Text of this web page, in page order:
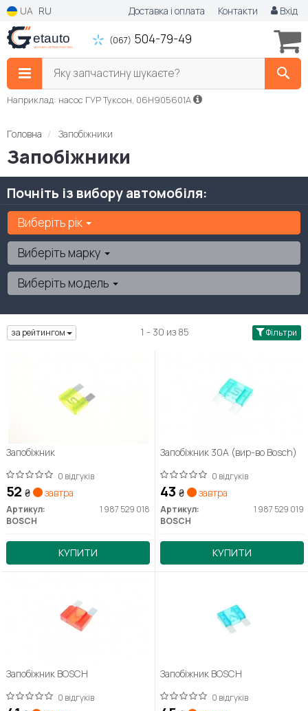
UA RU Доставка і оплата Контакти Вхід
(067) 504-79-49
Яку запчастину шукаєте?
Наприклад: насос ГУР Туксон, 06H905601A
Головна Запобіжники
Запобіжники
Почніть із вибору автомобіля:
Виберіть рік
Виберіть марку
Виберіть модель
за рейтингом 1 - 30 из 85 Фільтри
Запобіжник
0 відгуків
52 ₴ завтра
Артикул:
1 987 529 018
BOSCH
КУПИТИ
Запобіжник 30A (вир-во Bosch)
0 відгуків
43 ₴ завтра
Артикул:
1 987 529 019
BOSCH
КУПИТИ
Запобіжник BOSCH
0 відгуків
Запобіжник BOSCH
0 відгуків